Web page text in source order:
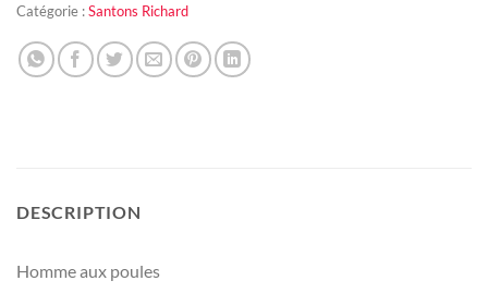
Catégorie :Santons Richard
DESCRIPTION
Homme aux poules